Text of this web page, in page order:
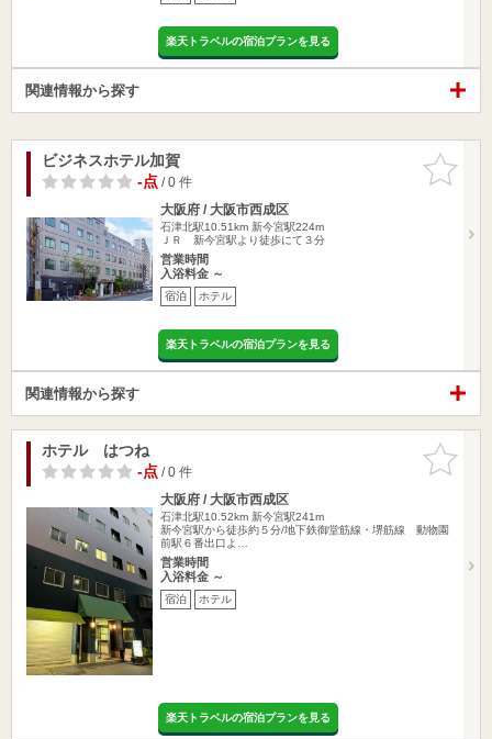
楽天トラベルの宿泊プランを見る
関連情報から探す
お気に入
りに追加
ビジネスホテル加賀
-点/ 0 件
大阪府 / 大阪市西成区
石津北駅10.51km 新今宮駅224m
ＪＲ 新今宮駅より徒歩にて３分
営業時間
入浴料金 ～
宿泊 ホテル
楽天トラベルの宿泊プランを見る
関連情報から探す
お気に入
りに追加
ホテル はつね
-点/ 0 件
大阪府 / 大阪市西成区
石津北駅10.52km 新今宮駅241m
新今宮駅から徒歩約５分/地下鉄御堂筋線・堺筋線 動物園
前駅６番出口よ…
営業時間
入浴料金 ～
宿泊 ホテル
楽天トラベルの宿泊プランを見る